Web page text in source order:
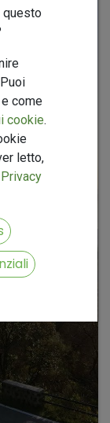
questo
come
cookie.
letto,
Privacy